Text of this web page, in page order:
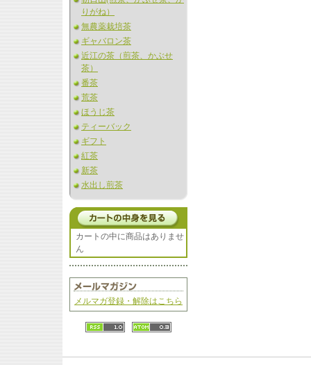
りがね）
無農薬栽培茶
ギャバロン茶
近江の茶（煎茶、かぶせ
茶）
番茶
荒茶
ほうじ茶
ティーバック
ギフト
紅茶
新茶
水出し煎茶
カートの中に商品はありませ
ん
メルマガ登録・解除はこちら